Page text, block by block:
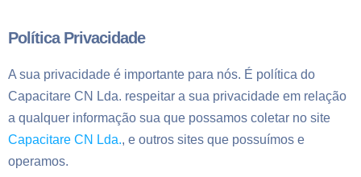
Política Privacidade
A sua privacidade é importante para nós. É política do
Capacitare CN Lda. respeitar a sua privacidade em relação
a qualquer informação sua que possamos coletar no site
Capacitare CN Lda., e outros sites que possuímos e
operamos.